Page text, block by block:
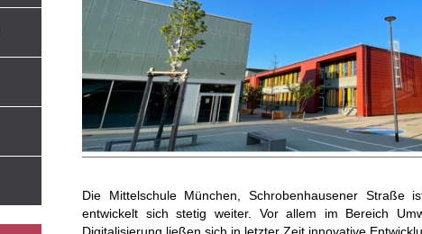
Die Mittelschule München, Schrobenhausener Straße
entwickelt sich stetig weiter. Vor allem im Bereich